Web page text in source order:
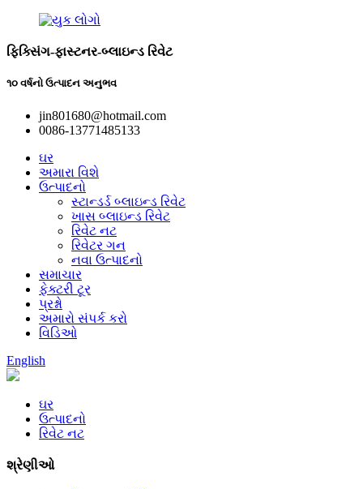
ફિક્સિંગ-ફાસ્ટનર-બ્લાઇન્ડ રિવેટ
૧૦ વર્ષનો ઉત્પાદન અનુભવ
jin801680@hotmail.com
0086-13771485133
ઘર
અમારા વિશે
ઉત્પાદનો
સ્ટાન્ડર્ડ બ્લાઇન્ડ રિવેટ
ખાસ બ્લાઇન્ડ રિવેટ
રિવેટ નટ
રિવેટર ગન
નવા ઉત્પાદનો
સમાચાર
ફેક્ટરી ટૂર
પ્રશ્નો
અમારો સંપર્ક કરો
વિડિઓ
English
ઘર
ઉત્પાદનો
રિવેટ નટ
શ્રેણીઓ